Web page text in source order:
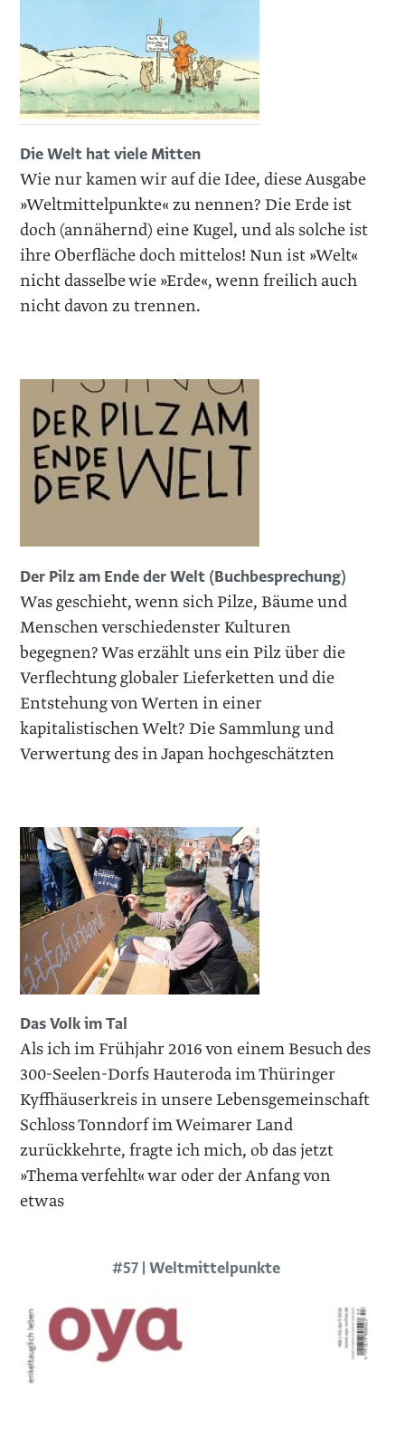
Die Welt hat viele Mitten
Wie nur kamen wir auf die Idee, diese Ausgabe
»Weltmittelpunkte« zu nennen? Die Erde ist
doch (annähernd) eine Kugel, und als solche ist
ihre Oberfläche doch mittelos! Nun ist »Welt«
nicht dasselbe wie »Erde«, wenn freilich auch
nicht davon zu trennen.
Der Pilz am Ende der Welt (Buchbesprechung)
Was geschieht, wenn sich Pilze, Bäume und
Menschen verschiedenster Kulturen
begegnen? Was erzählt uns ein Pilz über die
Verflechtung globaler Lieferketten und die
Entstehung von Werten in einer
kapitalistischen Welt? Die Sammlung und
Verwertung des in Japan hochgeschätzten
Das Volk im Tal
Als ich im Frühjahr 2016 von einem ­Besuch des
300-Seelen-Dorfs Hauteroda im Thüringer
Kyffhäuserkreis in unsere Lebensgemeinschaft
Schloss Tonndorf im Weimarer Land
zurückkehrte, fragte ich mich, ob das jetzt
»Thema verfehlt« war oder der Anfang von
etwas
#57 | Weltmittelpunkte